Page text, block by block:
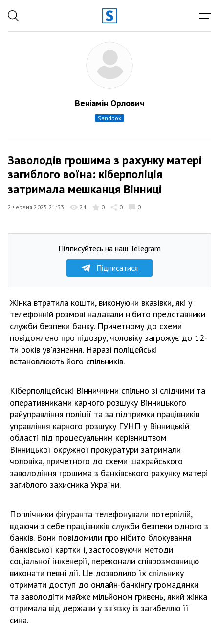
Веніамін Орлович
sandbox
Заволодів грошима з рахунку матері
загиблого воїна: кіберполіція
затримала мешканця Вінниці
2 червня 2025 21:33 24 0 0 0
Підписуйтесь на наш Telegram
Підписатися
Жінка втратила кошти, виконуючи вказівки, які у
телефонній розмові надавали нібито представники
служби безпеки банку. Причетному до схеми
повідомлено про підозру, чоловіку загрожує до 12-
ти років ув'язнення. Наразі поліцейські
встановлюють його спільників.
Кіберполіцейські Вінниччини спільно зі слідчими та
оперативниками карного розшуку Вінницького
райуправління поліції та за підтримки працівників
управління карного розшуку ГУНП у Вінницькій
області під процесуальним керівництвом
Вінницької окружної прокуратури затримали
чоловіка, причетного до схеми шахрайського
заволодіння грошима з банківського рахунку матері
загиблого захисника України.
Поплічники фігуранта телефонували потерпілій,
вдаючи з себе працівників служби безпеки одного з
банків. Вони повідомили про нібито блокування
банківської картки і, застосовуючи методи
соціальної інженерії, переконали співрозмовницю
виконати певні дії. Це дозволило їх спільнику
отримати доступ до онлайн-банкінгу громадянки
та заволодіти майже мільйоном гривень, який жінка
отримала від держави у зв'язку із загибеллю її
сина.